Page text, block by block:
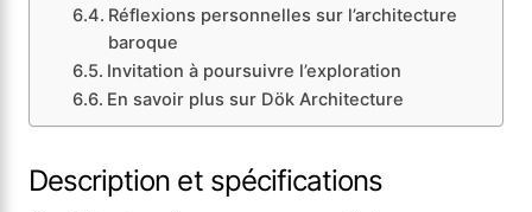
Réflexions personnelles sur l’architecture
baroque
Invitation à poursuivre l’exploration
En savoir plus sur Dök Architecture
Description et spécifications